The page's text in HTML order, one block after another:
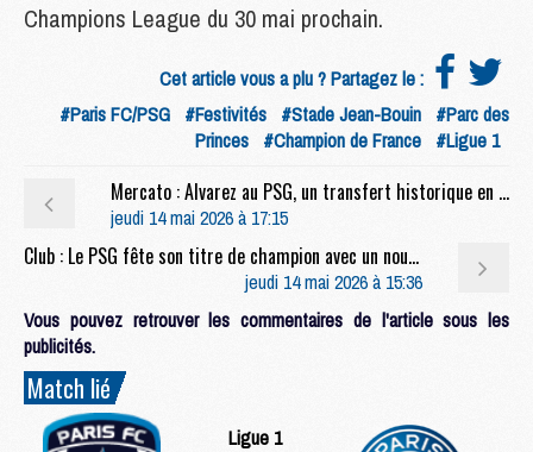
Champions League du 30 mai prochain.
Cet article vous a plu ? Partagez le :
#Paris FC/PSG #Festivités #Stade Jean-Bouin #Parc des
Princes #Champion de France #Ligue 1
Mercato : Alvarez au PSG, un transfert historique en marche ?
jeudi 14 mai 2026 à 17:15
Club : Le PSG fête son titre de champion avec un nouveau tee-shirt
jeudi 14 mai 2026 à 15:36
Vous pouvez retrouver les commentaires de l'article sous les
publicités.
Match lié
Ligue 1